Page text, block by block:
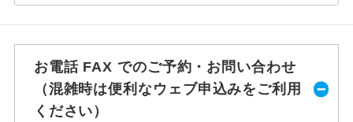
お電話 FAX でのご予約・お問い合わせ
（混雑時は便利なウェブ申込みをご利用
ください）